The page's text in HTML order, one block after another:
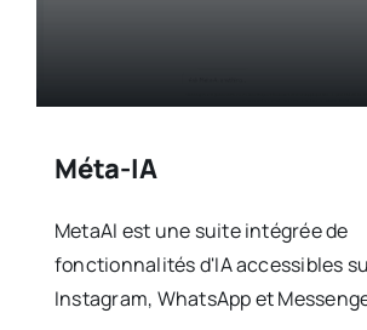
Méta-IA
MetaAI est une suite intégrée de
fonctionnalités d'IA accessibles
Instagram, WhatsApp et